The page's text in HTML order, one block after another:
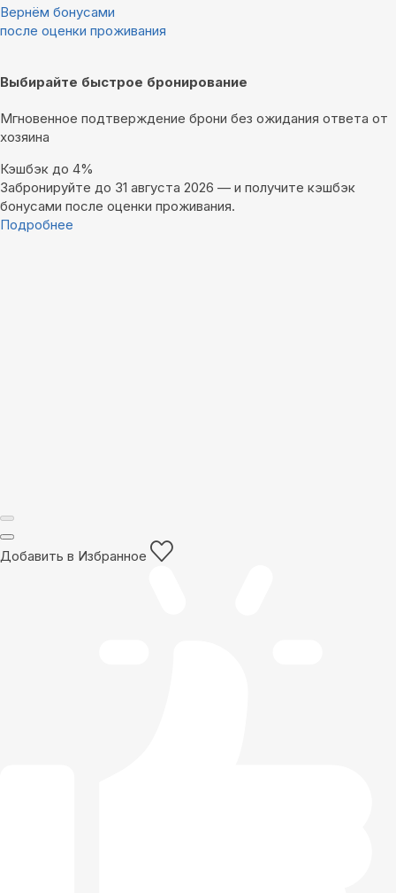
Вернём бонусами
после оценки проживания
Выбирайте быстрое бронирование
Мгновенное подтверждение брони без ожидания ответа от
хозяина
Кэшбэк до 4%
Забронируйте до 31 августа 2026 — и получите кэшбэк
бонусами после оценки проживания.
Подробнее
Добавить в Избранное